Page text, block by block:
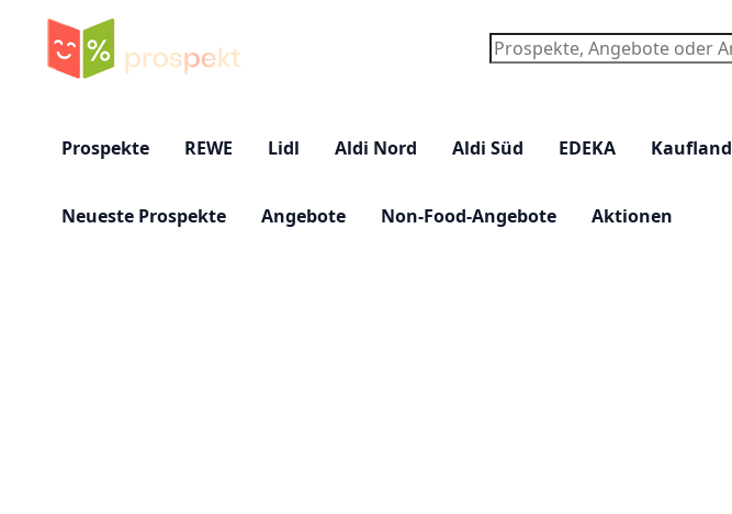
Suchen
Prospekte REWE Lidl Aldi Nord Aldi Süd EDEKA Kaufland
Neueste Prospekte Angebote Non-Food-Angebote Aktionen